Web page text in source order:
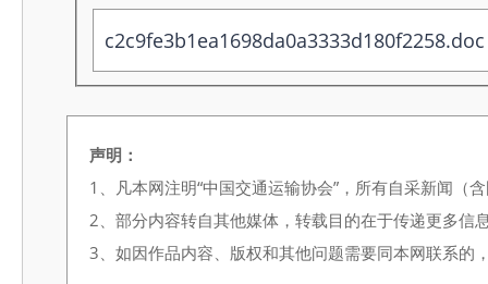
c2c9fe3b1ea1698da0a3333d180f2258.doc
声明：
1、凡本网注明“中国交通运输协会”，所有自采新闻（
2、部分内容转自其他媒体，转载目的在于传递更多信
3、如因作品内容、版权和其他问题需要同本网联系